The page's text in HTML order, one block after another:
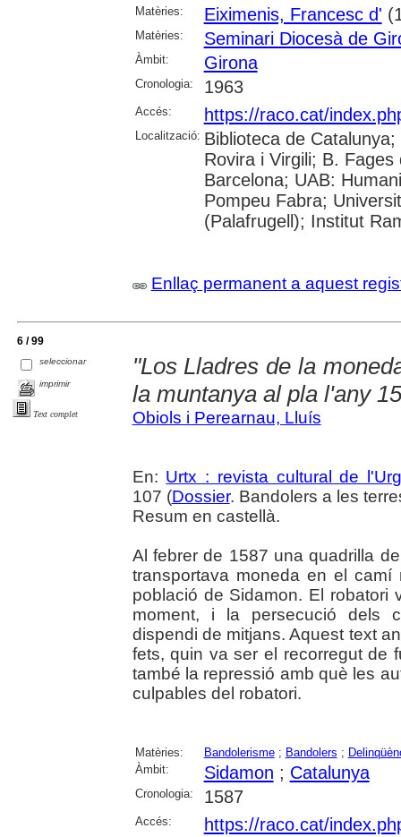
Matèries:
Eiximenis, Francesc d'
Matèries: Seminari Diocesà de
Àmbit: Girona
Cronologia: 1963
Accés: https://raco.cat/
Localització: Biblioteca de
Rovira i Virgili; B.
Barcelona; UAB:
Pompeu Fabra;
(Palafrugell); Institut
Enllaç permanent a aquest
6 / 99
seleccionar
imprimir
Text complet
"Los Lladres de la
la muntanya al pla l'any
Obiols i Perearnau, Lluís
En: Urtx : revista cultural de
107 (Dossier. Bandolers a les
Resum en castellà.
Al febrer de 1587 una quadrilla
transportava moneda en el
població de Sidamon. El robatori
moment, i la persecució dels
dispendi de mitjans. Aquest text
fets, quin va ser el recorregut de
també la repressió amb què les
culpables del robatori.
Matèries: Bandolerisme; Bandolers ;
Àmbit:
Sidamon ; Catalunya
Cronologia: 1587
Accés: https://raco.cat/